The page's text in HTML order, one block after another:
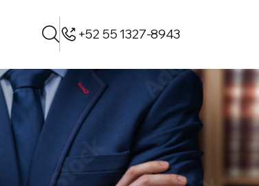
+52 55 1327-8943